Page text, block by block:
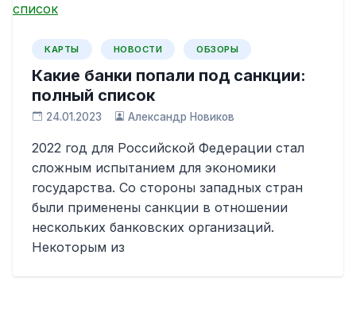
КАРТЫ НОВОСТИ ОБЗОРЫ
Какие банки попали под санкции:
полный список
24.01.2023 Александр Новиков
2022 год для Российской Федерации стал
сложным испытанием для экономики
государства. Со стороны западных стран
были применены санкции в отношении
нескольких банковских организаций.
Некоторым из